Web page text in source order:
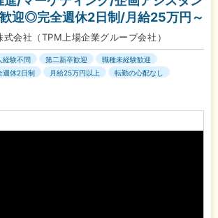
歓迎◎完全週休2日制/月給25万円～
会社（TPM上場企業グループ会社）
経験不問 第二新卒歓迎
職種未経験歓迎
週休2日制 月給25万円以上
転勤の心配なし